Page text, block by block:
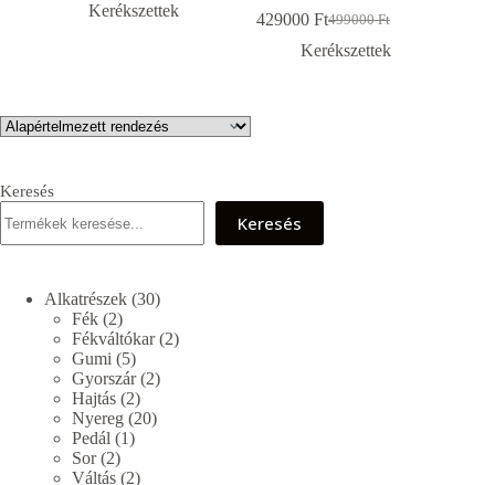
Kerékszettek
499000Ft
Original
price
429000FtCurrent
price
Kerékszettek
Keresés
Keresés
Alkatrészek 3030
Fék 22
termék
Fékváltókar 22
Gumi 55
termék
Gyorszár 22
Hajtás 22
termék
Nyereg 2020
Pedál 11
Sor 22
termék
Váltás 22